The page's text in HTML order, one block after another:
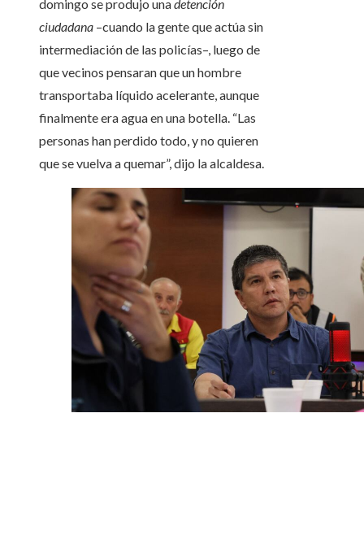
domingo se produjo unadetención
ciudadana –cuando la gente que actúa sin
intermediación de las policías–, luego de
que vecinos pensaran que un hombre
transportaba líquido acelerante, aunque
finalmente era agua en una botella. “Las
personas han perdido todo, y no quieren
que se vuelva a quemar”, dijo la alcaldesa.